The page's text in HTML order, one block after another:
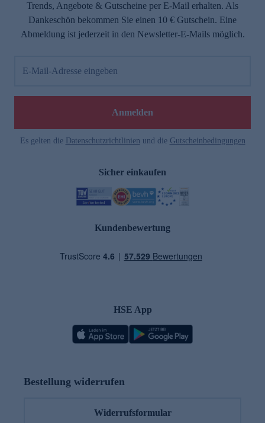
Trends, Angebote & Gutscheine per E-Mail erhalten. Als
Dankeschön bekommen Sie einen 10 € Gutschein. Eine
Abmeldung ist jederzeit in den Newsletter-E-Mails möglich.
E-Mail-Adresse eingeben
Anmelden
Es gelten die Datenschutzrichtlinien und die Gutscheinbedingungen
Sicher einkaufen
Kundenbewertung
HSE App
Bestellung widerrufen
Widerrufsformular